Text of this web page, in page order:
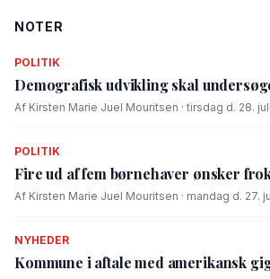
NOTER
POLITIK
Demografisk udvikling skal
Af Kirsten Marie Juel Mouritsen · tirsdag d. 28.
POLITIK
Fire ud af fem børnehaver ønsker
Af Kirsten Marie Juel Mouritsen · mandag d. 27.
NYHEDER
Kommune i aftale med amerikansk